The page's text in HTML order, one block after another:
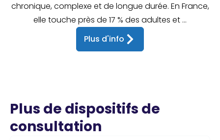
chronique, complexe et de longue durée. En France,
elle touche près de 17 % des adultes et ...
Plus d'info
Plus de dispositifs de
consultation